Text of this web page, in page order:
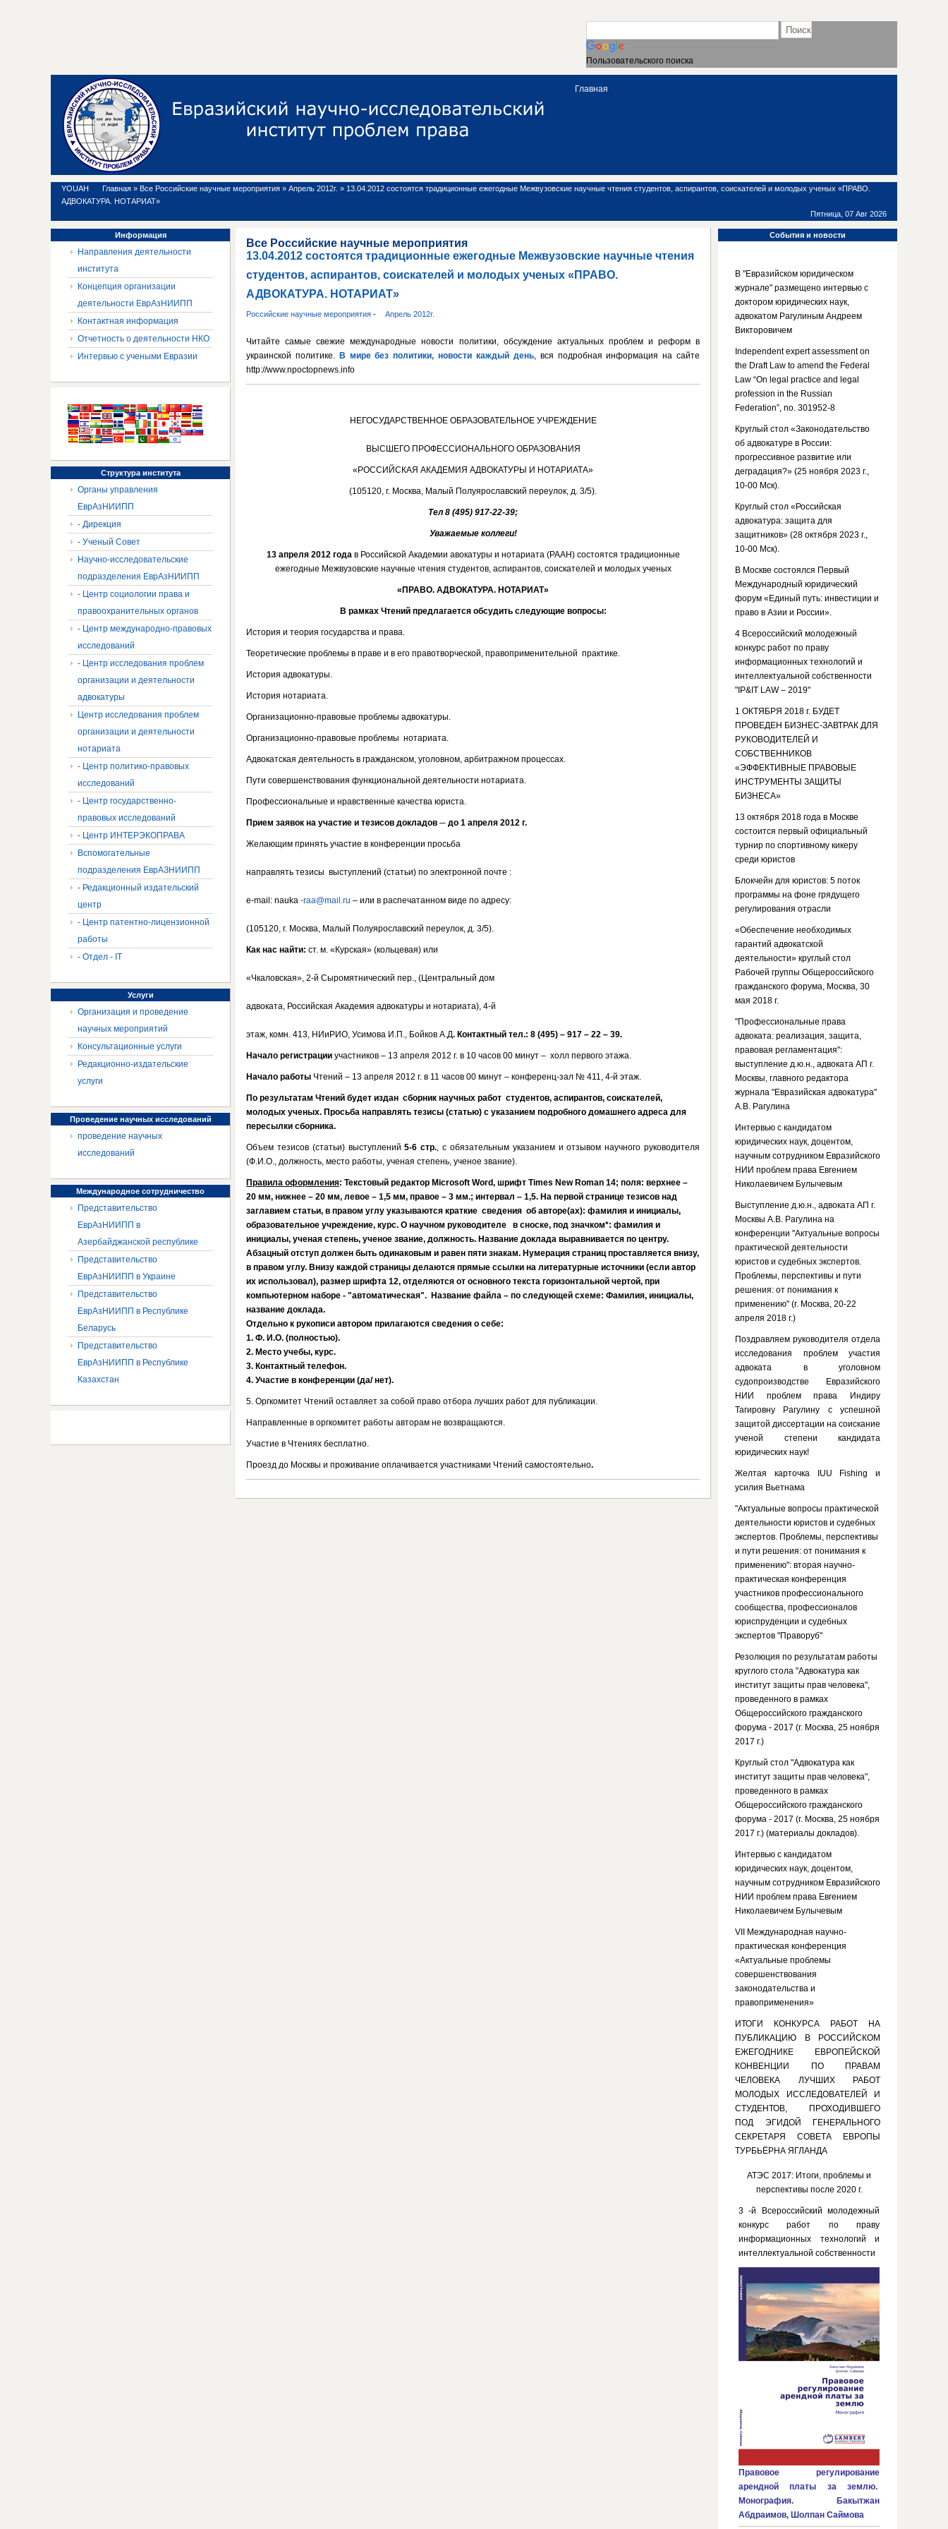
Пользовательского поиска
Главная
YOUAH Главная » Все Российские научные мероприятия » Апрель 2012г. » 13.04.2012 состоятся традиционные ежегодные Межвузовские научные чтения студентов, аспирантов, соискателей и молодых ученых «ПРАВО.
АДВОКАТУРА. НОТАРИАТ»
Пятница, 07 Авг 2026
Все Российские научные мероприятия
13.04.2012 состоятся традиционные ежегодные Межвузовские научные чтения
студентов, аспирантов, соискателей и молодых ученых «ПРАВО.
АДВОКАТУРА. НОТАРИАТ»
Российские научные мероприятия- Апрель 2012г.
Читайте самые свежие международные новости политики, обсуждение актуальных проблем и реформ в
украинской политике. В мире без политики, новости каждый день, вся подробная информация на сайте
http://www.npoctopnews.info
НЕГОСУДАРСТВЕННОЕ ОБРАЗОВАТЕЛЬНОЕ УЧРЕЖДЕНИЕ
ВЫСШЕГО ПРОФЕССИОНАЛЬНОГО ОБРАЗОВАНИЯ
«РОССИЙСКАЯ АКАДЕМИЯ АДВОКАТУРЫ И НОТАРИАТА»
(105120, г. Москва, Малый Полуярославский переулок, д. 3/5).
Тел 8 (495) 917-22-39;
Уважаемые коллеги!
13 апреля 2012 года в Российской Академии авокатуры и нотариата (РААН) состоятся традиционные
ежегодные Межвузовские научные чтения студентов, аспирантов, соискателей и молодых ученых
«ПРАВО. АДВОКАТУРА. НОТАРИАТ»
В рамках Чтений предлагается обсудить следующие вопросы:
История и теория государства и права.
Теоретические проблемы в праве и в его правотворческой, правоприменительной практике.
История адвокатуры.
История нотариата.
Организационно-правовые проблемы адвокатуры.
Организационно-правовые проблемы нотариата.
Адвокатская деятельность в гражданском, уголовном, арбитражном процессах.
Пути совершенствования функциональной деятельности нотариата.
Профессиональные и нравственные качества юриста.
Прием заявок на участие и тезисов докладов ─ до 1 апреля 2012 г.
Желающим принять участие в конференции просьба
направлять тезисы выступлений (статьи) по электронной почте :
е-mail: nauka -raa@mail.ru – или в распечатанном виде по адресу:
(105120, г. Москва, Малый Полуярославский переулок, д. 3/5).
Как нас найти: ст. м. «Курская» (кольцевая) или
«Чкаловская», 2-й Сыромятнический пер., (Центральный дом
адвоката, Российская Академия адвокатуры и нотариата), 4-й
этаж, комн. 413, НИиРИО, Усимова И.П., Бойков А.Д. Контактный тел.: 8 (495) – 917 – 22 – 39.
Начало регистрации участников – 13 апреля 2012 г. в 10 часов 00 минут – холл первого этажа.
Начало работы Чтений – 13 апреля 2012 г. в 11 часов 00 минут – конференц-зал № 411, 4-й этаж.
По результатам Чтений будет издан сборник научных работ студентов, аспирантов, соискателей,
молодых ученых. Просьба направлять тезисы (статью) с указанием подробного домашнего адреса для
пересылки сборника.
Объем тезисов (статьи) выступлений5-6 стр., с обязательным указанием и отзывом научного руководителя
(Ф.И.О., должность, место работы, ученая степень, ученое звание).
Правила оформления: Текстовый редактор Microsoft Word, шрифт Times New Roman 14; поля: верхнее –
20 мм, нижнее – 20 мм, левое – 1,5 мм, правое – 3 мм.; интервал – 1,5. На первой странице тезисов над
заглавием статьи, в правом углу указываются краткие сведения об авторе(ах): фамилия и инициалы,
образовательное учреждение, курс. О научном руководителе в сноске, под значком*: фамилия и
инициалы, ученая степень, ученое звание, должность. Название доклада выравнивается по центру.
Абзацный отступ должен быть одинаковым и равен пяти знакам. Нумерация страниц проставляется внизу,
в правом углу. Внизу каждой страницы делаются прямые ссылки на литературные источники (если автор
их использовал), размер шрифта 12, отделяются от основного текста горизонтальной чертой, при
компьютерном наборе - "автоматическая". Название файла – по следующей схеме: Фамилия, инициалы,
название доклада.
Отдельно к рукописи автором прилагаются сведения о себе:
1. Ф. И.О. (полностью).
2. Место учебы, курс.
3. Контактный телефон.
4. Участие в конференции (да/ нет).
5. Оргкомитет Чтений оставляет за собой право отбора лучших работ для публикации.
Направленные в оргкомитет работы авторам не возвращаются.
Участие в Чтениях бесплатно.
Проезд до Москвы и проживание оплачивается участниками Чтений самостоятельно.
Информация
Направления деятельности
института
Концепция организации
деятельности ЕврАзНИИПП
Контактная информация
Отчетность о деятельности НКО
Интервью с учеными Евразии
Структураинститута
Органы управления
ЕврАзНИИПП
- Дирекция
- Ученый Совет
Научно-исследовательские
подразделения ЕврАзНИИПП
- Центр социологии права и
правоохранительных органов
- Центр международно-правовых
исследований
- Центр исследования проблем
организации и деятельности
адвокатуры
Центр исследования проблем
организации и деятельности
нотариата
- Центр политико-правовых
исследований
- Центр государственно-
правовых исследований
- Центр ИНТЕРЭКОПРАВА
Вспомогательные
подразделения ЕврАЗНИИПП
- Редакционный издательский
центр
- Центр патентно-лицензионной
работы
- Отдел - IT
Услуги
Организация и проведение
научных мероприятий
Консультационные услуги
Редакционно-издательские
услуги
Проведениенаучных исследований
проведение научных
исследований
Международное сотрудничество
Представительство
ЕврАзНИИПП в
Азербайджанской республике
Представительство
ЕврАзНИИПП в Украине
Представительство
ЕврАзНИИПП в Республике
Беларусь
Представительство
ЕврАзНИИПП в Республике
Казахстан
События и новости
В "Евразийском юридическом
журнале" размещено интервью с
доктором юридических наук,
адвокатом Рагулиным Андреем
Викторовичем
Independent expert assessment on
the Draft Law to amend the Federal
Law “On legal practice and legal
profession in the Russian
Federation”, no. 301952-8
Круглый стол «Законодательство
об адвокатуре в России:
прогрессивное развитие или
деградация?» (25 ноября 2023 г.,
10-00 Мск).
Круглый стол «Российская
адвокатура: защита для
защитников» (28 октября 2023 г.,
10-00 Мск).
В Москве состоялся Первый
Международный юридический
форум «Единый путь: инвестиции и
право в Азии и России».
4 Всероссийский молодежный
конкурс работ по праву
информационных технологий и
интеллектуальной собственности
"IP&IT LAW – 2019"
1 ОКТЯБРЯ 2018 г. БУДЕТ
ПРОВЕДЕН БИЗНЕС-ЗАВТРАК ДЛЯ
РУКОВОДИТЕЛЕЙ И
СОБСТВЕННИКОВ
«ЭФФЕКТИВНЫЕ ПРАВОВЫЕ
ИНСТРУМЕНТЫ ЗАЩИТЫ
БИЗНЕСА»
13 октября 2018 года в Москве
состоится первый официальный
турнир по спортивному кикеру
среди юристов
Блокчейн для юристов: 5 поток
программы на фоне грядущего
регулирования отрасли
«Обеспечение необходимых
гарантий адвокатской
деятельности» круглый стол
Рабочей группы Общероссийского
гражданского форума, Москва, 30
мая 2018 г.
"Профессиональные права
адвоката: реализация, защита,
правовая регламентация":
выступление д.ю.н., адвоката АП г.
Москвы, главного редактора
журнала "Евразийская адвокатура"
А.В. Рагулина
Интервью с кандидатом
юридических наук, доцентом,
научным сотрудником Евразийского
НИИ проблем права Евгением
Николаевичем Булычевым
Выступление д.ю.н., адвоката АП г.
Москвы А.В. Рагулина на
конференции "Актуальные вопросы
практической деятельности
юристов и судебных экспертов.
Проблемы, перспективы и пути
решения: от понимания к
применению" (г. Москва, 20-22
апреля 2018 г.)
Поздравляем руководителя отдела
исследования проблем участия
адвоката в уголовном
судопроизводстве Евразийского
НИИ проблем права Индиру
Тагировну Рагулину с успешной
защитой диссертации на соискание
ученой степени кандидата
юридических наук!
Желтая карточка IUU Fishing и
усилия Вьетнама
"Актуальные вопросы практической
деятельности юристов и судебных
экспертов. Проблемы, перспективы
и пути решения: от понимания к
применению": вторая научно-
практическая конференция
участников профессионального
сообщества, профессионалов
юриспруденции и судебных
экспертов "Праворуб"
Резолюция по результатам работы
круглого стола "Адвокатура как
институт защиты прав человека",
проведенного в рамках
Общероссийского гражданского
форума - 2017 (г. Москва, 25 ноября
2017 г.)
Круглый стол "Адвокатура как
институт защиты прав человека",
проведенного в рамках
Общероссийского гражданского
форума - 2017 (г. Москва, 25 ноября
2017 г.) (материалы докладов).
Интервью с кандидатом
юридических наук, доцентом,
научным сотрудником Евразийского
НИИ проблем права Евгением
Николаевичем Булычевым
VII Международная научно-
практическая конференция
«Актуальные проблемы
совершенствования
законодательства и
правоприменения»
ИТОГИ КОНКУРСА РАБОТ НА
ПУБЛИКАЦИЮ В РОССИЙСКОМ
ЕЖЕГОДНИКЕ ЕВРОПЕЙСКОЙ
КОНВЕНЦИИ ПО ПРАВАМ
ЧЕЛОВЕКА ЛУЧШИХ РАБОТ
МОЛОДЫХ ИССЛЕДОВАТЕЛЕЙ И
СТУДЕНТОВ, ПРОХОДИВШЕГО
ПОД ЭГИДОЙ ГЕНЕРАЛЬНОГО
СЕКРЕТАРЯ СОВЕТА ЕВРОПЫ
ТУРБЬЁРНА ЯГЛАНДА
АТЭС 2017: Итоги, проблемы и
перспективы после 2020 г.
3 -й Всероссийский молодежный
конкурс работ по праву
информационных технологий и
интеллектуальной собственности
Правовое регулирование
арендной платы за землю.
Монография. Бакытжан
Абдраимов, Шолпан Саймова